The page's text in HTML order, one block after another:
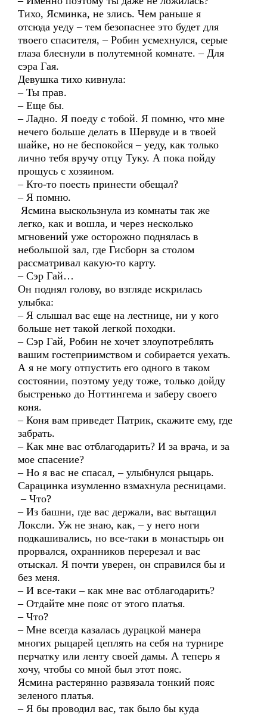
Тихо, Ясминка, не злись. Чем раньше я
отсюда уеду – тем безопаснее это будет для
твоего спасителя, – Робин усмехнулся, серые
глаза блеснули в полутемной комнате. – Для
сэра Гая.
Девушка тихо кивнула:
– Ты прав.
– Еще бы.
– Ладно. Я поеду с тобой. Я помню, что мне
нечего больше делать в Шервуде и в твоей
шайке, но не беспокойся – уеду, как только
лично тебя вручу отцу Туку. А пока пойду
прощусь с хозяином.
– Кто-то поесть принести обещал?
– Я помню.
Ясмина выскользнула из комнаты так же
легко, как и вошла, и через несколько
мгновений уже осторожно поднялась в
небольшой зал, где Гисборн за столом
рассматривал какую-то карту.
– Сэр Гай…
Он поднял голову, во взгляде искрилась
улыбка:
– Я слышал вас еще на лестнице, ни у кого
больше нет такой легкой походки.
– Сэр Гай, Робин не хочет злоупотреблять
вашим гостеприимством и собирается уехать.
А я не могу отпустить его одного в таком
состоянии, поэтому уеду тоже, только дойду
быстренько до Ноттингема и заберу своего
коня.
– Коня вам приведет Патрик, скажите ему, где
забрать.
– Как мне вас отблагодарить? И за врача, и за
мое спасение?
– Но я вас не спасал, – улыбнулся рыцарь.
Сарацинка изумленно взмахнула ресницами.
– Что?
– Из башни, где вас держали, вас вытащил
Локсли. Уж не знаю, как, – у него ноги
подкашивались, но все-таки в монастырь он
прорвался, охранников перерезал и вас
отыскал. Я почти уверен, он справился бы и
без меня.
– И все-таки – как мне вас отблагодарить?
– Отдайте мне пояс от этого платья.
– Что?
– Мне всегда казалась дурацкой манера
многих рыцарей цеплять на себя на турнире
перчатку или ленту своей дамы. А теперь я
хочу, чтобы со мной был этот пояс.
Ясмина растерянно развязала тонкий пояс
зеленого платья.
– Я бы проводил вас, так было бы куда